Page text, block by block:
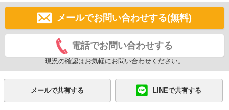
メールでお問い合わせする(無料)
電話でお問い合わせする
現況の確認はお気軽にお問い合わせください。
メールで共有する LINEで共有する